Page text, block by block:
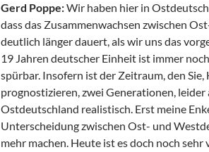
Gerd Poppe:Wir haben hier in
dass das Zusammenwachsen zwischen
deutlich länger dauert, als wir uns das
19 Jahren deutscher Einheit ist immer
spürbar. Insofern ist der Zeitraum, den Sie,
prognostizieren, zwei Generationen, leider
Ostdeutschland realistisch. Erst meine
Unterscheidung zwischen Ost- und
mehr machen. Heute ist es doch noch